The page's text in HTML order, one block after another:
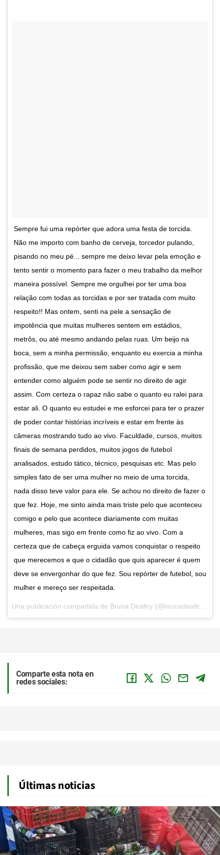
Sempre fui uma repórter que adora uma festa de torcida.
Não me importo com banho de cerveja, torcedor pulando,
pisando no meu pé... sempre me deixo levar pela emoção e
tento sentir o momento para fazer o meu trabalho da melhor
maneira possível. Sempre me orgulhei por ter uma boa
relação com todas as torcidas e por ser tratada com muito
respeito!! Mas ontem, senti na pele a sensação de
impotência que muitas mulheres sentem em estádios,
metrôs, ou até mesmo andando pelas ruas. Um beijo na
boca, sem a minha permissão, enquanto eu exercia a minha
profissão, que me deixou sem saber como agir e sem
entender como alguém pode se sentir no direito de agir
assim. Com certeza o rapaz não sabe o quanto eu ralei para
estar ali. O quanto eu estudei e me esforcei para ter o prazer
de poder contar histórias incríveis e estar em frente às
câmeras mostrando tudo ao vivo. Faculdade, cursos, muitos
finais de semana perdidos, muitos jogos de futebol
analisados, estudo tático, técnico, pesquisas etc. Mas pelo
simples fato de ser uma mulher no meio de uma torcida,
nada disso teve valor para ele. Se achou no direito de fazer o
que fez. Hoje, me sinto ainda mais triste pelo que aconteceu
comigo e pelo que acontece diariamente com muitas
mulheres, mas sigo em frente como fiz ao vivo. Com a
certeza que de cabeça erguida vamos conquistar o respeito
que merecemos e que o cidadão que quis aparecer é quem
deve se envergonhar do que fez. Sou repórter de futebol, sou
mulher e mereço ser respeitada.
Una publicación compartida de Bruna Dealtry (@brunadealtry) el
Comparte esta nota en
redes sociales:
Últimas noticias